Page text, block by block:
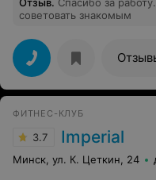
Отзыв. Спасибо за
советовать знакомым
ФИТНЕС-КЛУБ
3.7 Imperial
Минск, ул. К. Цеткин, 24